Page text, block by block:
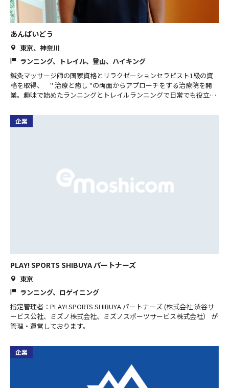
あんばいどう
東京、神奈川
ランニング、トレイル、登山、ハイキング
鍼灸マッサージ師の国家資格とリラクゼーションセラピスト1級の資
格を取得、 " 治療と癒し "の両面からアプローチをする治療院を開
業。趣味で始めたランニングとトレイルランニングで日常でも役立つ
<カラダと自律神経のセルフケア>を伝える教室を秦野で始めました。
企業
PLAY! SPORTS SHIBUYA パートナーズ
東京
ランニング、ロゲイニング
指定管理者：PLAY! SPORTS SHIBUYA パートナーズ (株式会社 渋谷サ
ービス公社、ミズノ株式会社、ミズノスポーツサービス株式会社） が
管理・運営しております。
企業